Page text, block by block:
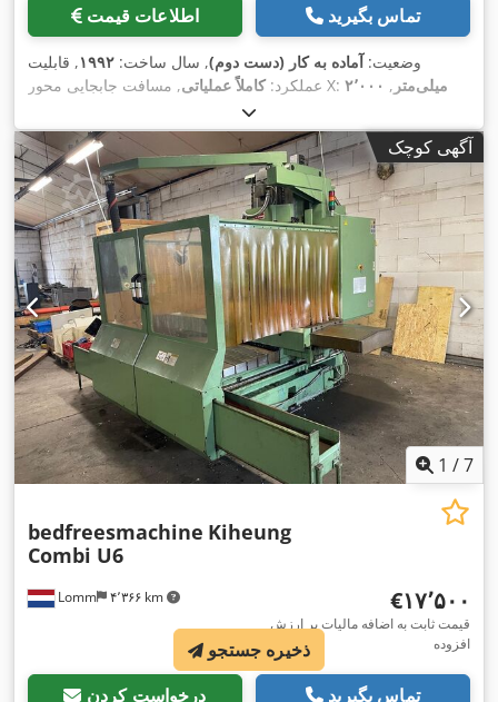
اطلاعات قیمت تماس بگیرید
وضعیت: آماده به کار (دست دوم), سال ساخت: ۱۹۹۲, قابلیت
عملکرد:کاملاً عملیاتی , مسافت جابجایی محور X: ۲٬۰۰۰ میلی‌متر ,
میلی‌متر, قدرت:۱۹ کیلووات (۲۵٫۸۳ اسب بخار) ,
آگهی کوچک
1 /7
Lomm ۴٬۳۶۶ km
bedfreesmachine Kiheung
Combi U6
‎€۱۷٬۵۰۰
قیمت ثابت به اضافه مالیات بر ارزش
افزوده
درخواست کردن تماس بگیرید
ذخیره جستجو